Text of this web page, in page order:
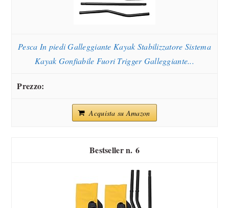
Pesca In piedi Galleggiante Kayak Stabilizzatore Sistema
Kayak Gonfiabile Fuori Trigger Galleggiante...
Acquista su Amazon
6